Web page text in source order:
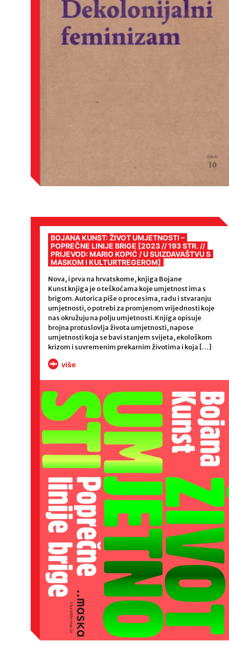
BOJANA KUNST: ŽIVOT UMJETNOSTI –
POPREČNE LINIJE BRIGE [2023 // 193 STR. //
PRIJEVOD: MARIO KOPIĆ / U SUIZDAVAŠTVU S
MASKOM I KULTURTREGEROM]
Nova, i prva na hrvatskome, knjiga Bojane
Kunst knjiga je o teškoćama koje umjetnost ima s
brigom. Autorica piše o procesima, radu i stvaranju
umjetnosti, o potrebi za promjenom vrijednosti koje
nas okružuju na polju umjetnosti. Knjiga opisuje
brojna protuslovlja života umjetnosti, napose
umjetnosti koja se bavi stanjem svijeta, ekološkom
krizom i suvremenim prekarnim životima i koja […]
više